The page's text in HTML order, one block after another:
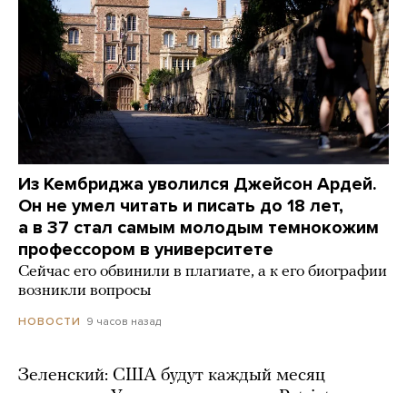
Из Кембриджа уволился Джейсон Ардей.
Он не умел читать и писать до 18 лет,
а в 37 стал самым молодым темнокожим
профессором в университете
Сейчас его обвинили в плагиате, а к его биографии
возникли вопросы
НОВОСТИ 9 часов назад
Зеленский: США будут каждый месяц